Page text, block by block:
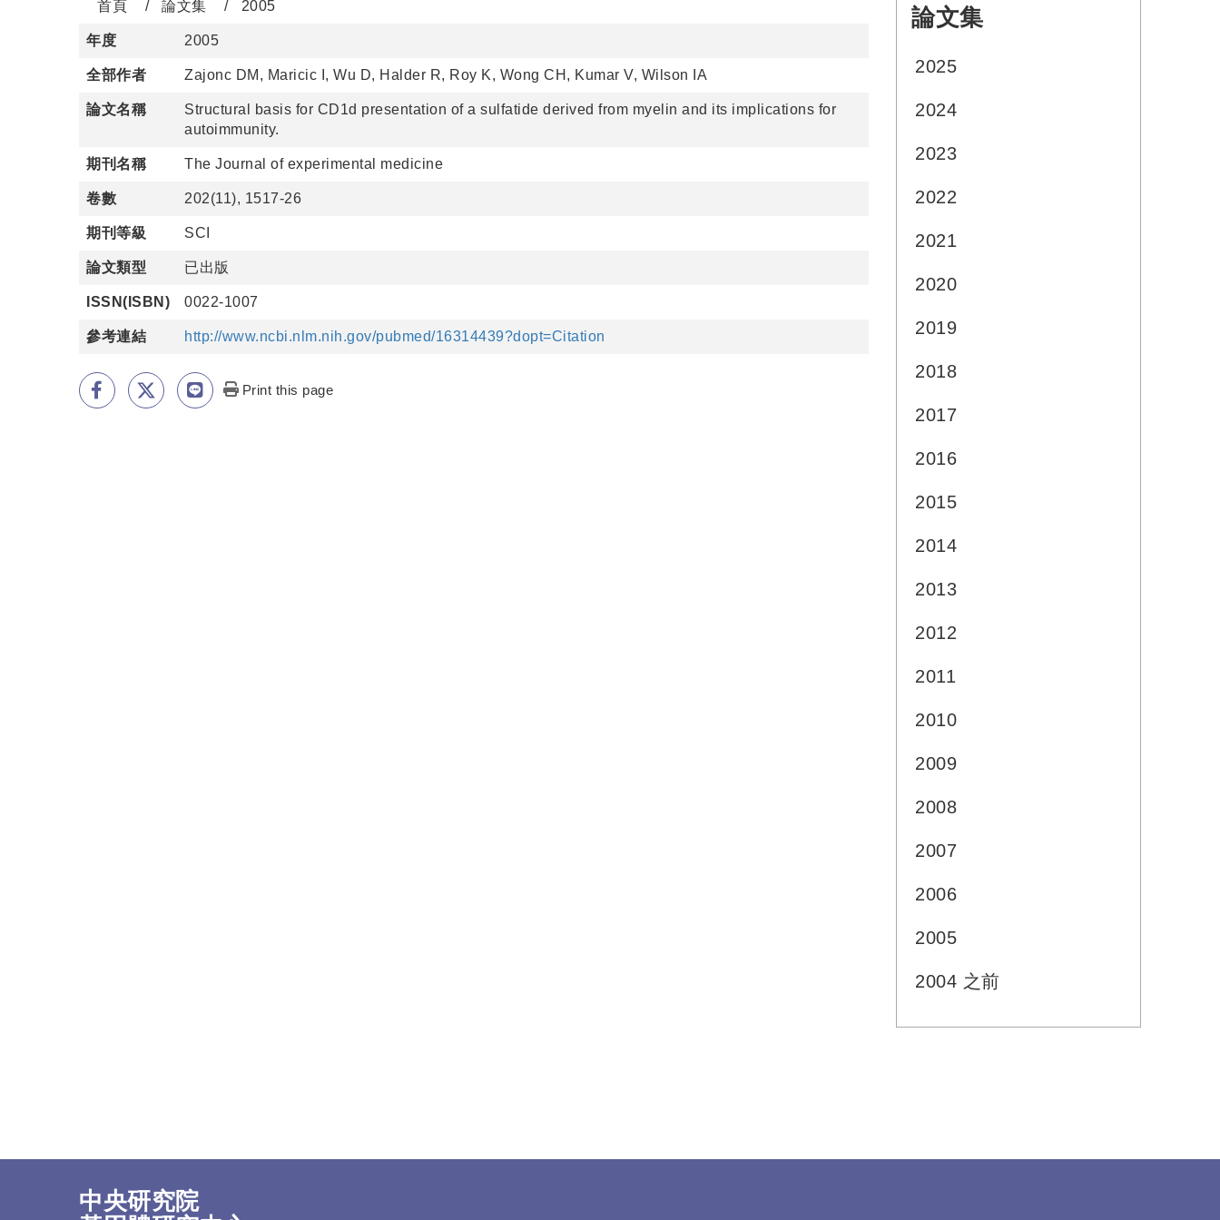
首頁 論文集 2005
年度 2005
全部作者 Zajonc DM, Maricic I, Wu D, Halder R, Roy K, Wong CH, Kumar V, Wilson IA
論文名稱
Structural basis for CD1d presentation of a sulfatide derived from myelin and its implications for
autoimmunity.
期刊名稱 The Journal of experimental medicine
卷數 202(11), 1517-26
期刊等級 SCI
論文類型 已出版
ISSN(ISBN) 0022-1007
參考連結 http://www.ncbi.nlm.nih.gov/pubmed/16314439?dopt=Citation
Print this page
論文集
2025
2024
2023
2022
2021
2020
2019
2018
2017
2016
2015
2014
2013
2012
2011
2010
2009
2008
2007
2006
2005
2004 之前
中央研究院